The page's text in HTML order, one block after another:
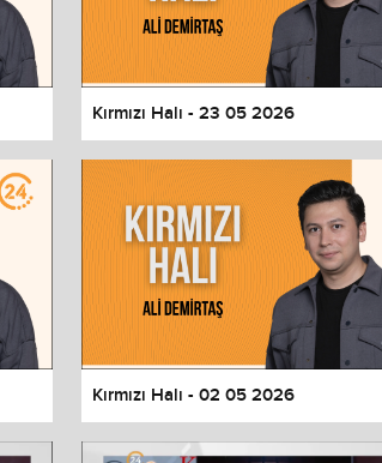
Kırmızı Halı - 23 05 2026
Kırmızı Halı - 02 05 2026